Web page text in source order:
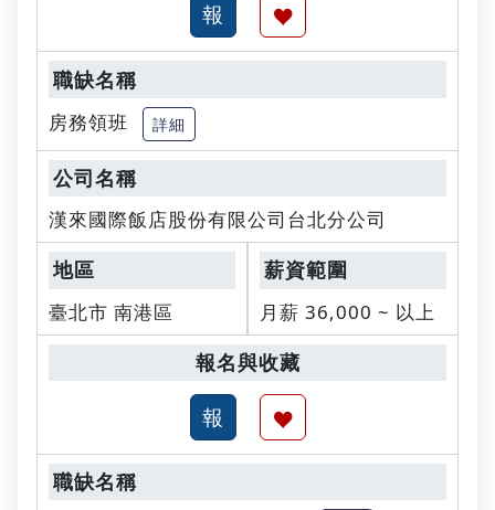
房務領班 詳細
漢來國際飯店股份有限公司台北分公司
臺北市 南港區 月薪 36,000 ~ 以上